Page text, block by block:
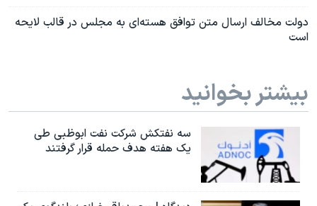
دولت مخالف ارسال متن توافق هسته‌ای به مجلس در قالب لایحه
است
بیشتر بخوانید
سه نفتکش شرکت نفت ابوظبی طی
یک هفته هدف حمله قرار گرفتند